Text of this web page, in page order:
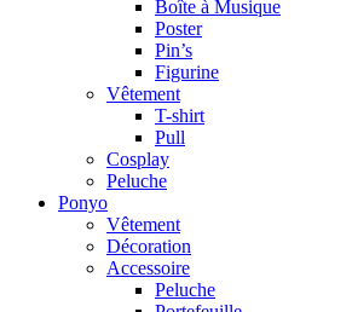
Boîte à Musique
Poster
Pin’s
Figurine
Vêtement
T-shirt
Pull
Cosplay
Peluche
Ponyo
Vêtement
Décoration
Accessoire
Peluche